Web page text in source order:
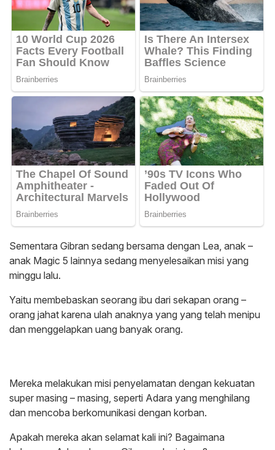
Sementara Gibran sedang bersama dengan Lea, anak –
anak Magic 5 lainnya sedang menyelesaikan misi yang
minggu lalu.
Yaitu membebaskan seorang ibu dari sekapan orang –
orang jahat karena ulah anaknya yang yang telah menipu
dan menggelapkan uang banyak orang.
Mereka melakukan misi penyelamatan dengan kekuatan
super masing – masing, seperti Adara yang menghilang
dan mencoba berkomunikasi dengan korban.
Apakah mereka akan selamat kali ini? Bagaimana